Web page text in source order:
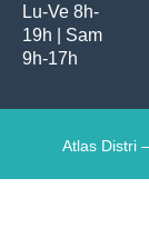
Lu-Ve 8h-
19h | Sam
9h-17h
Atlas Distri